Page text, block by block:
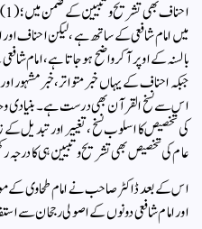
میں امام شافعی کے ساتھ ہے، لیکن احناف
بالسنہ کے اوپر آکر واضح ہوجاتا ہے، امام
جبکہ احناف کے یہاں خبر متواتر، خبر مشہور
اس سے نسخ القرآن بھی درست ہے۔بنیادی
کی تخصیص کا اسلوب نسخ، تغییر اور تبدیل
عام کی تخصیص بھی تشریح و تبیین ہی کا درجہ
اس کے بعد ڈاکٹر صاحب نے امام طحاوی
اور امام شافعی دونوں کے اصولی رجحان سے